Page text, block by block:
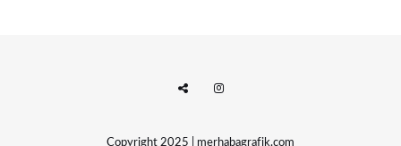
Copyright 2025 | merhabagrafik.com